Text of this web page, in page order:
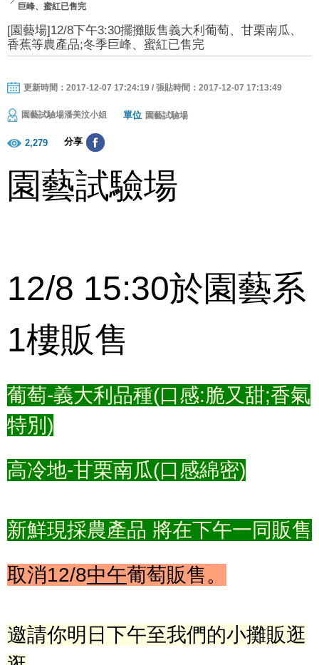
巨峰、蜜紅已售完
[園藝場]12/8下午3:30擺攤販售義大利葡萄、甘栗南瓜、
香蕉等農產品;冬季巨峰、蜜紅已售完
更新時間：2017-12-07 17:24:19 / 張貼時間：2017-12-07 17:13:49
園藝試驗場潘美汶小姐 單位 園藝試驗場
2,279 分享
園藝試驗場
12/8 15:30於園藝系
1樓販售
葡萄-義大利品種(口感:脆又甜;香氣
特別)
高冷地-甘栗南瓜(口感綿密)
新鮮現採農產品 將在下午一同販售
取消12/8中午葡萄販售。
邀請你明日下午至我們的小攤販逛